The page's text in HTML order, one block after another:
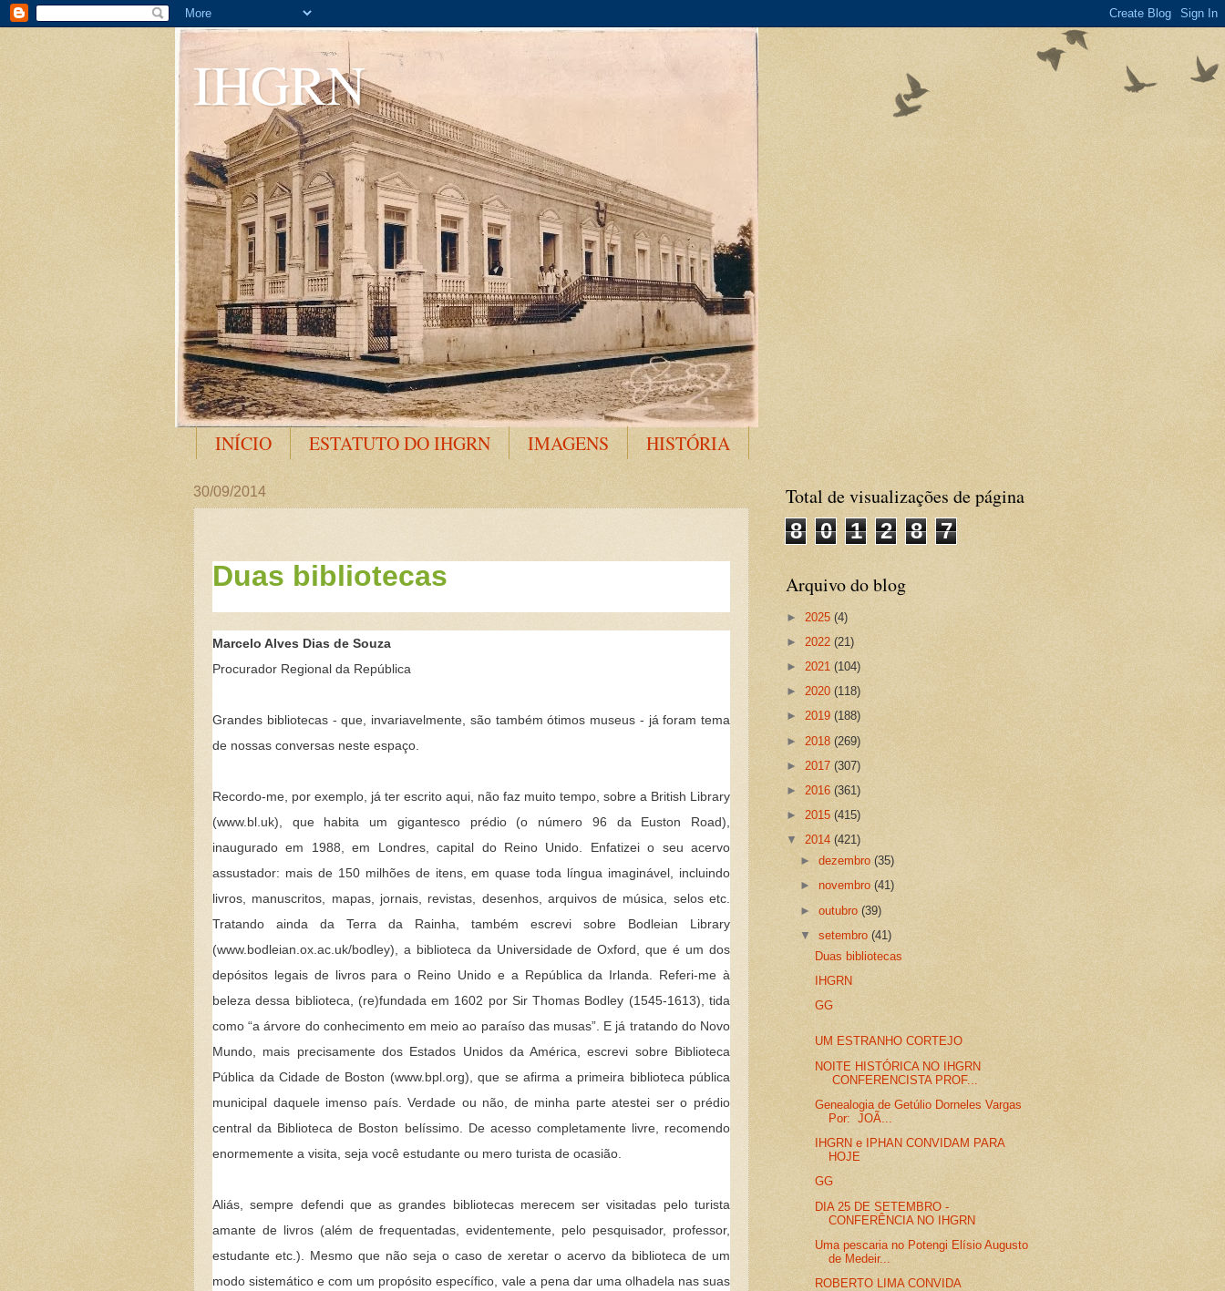
IHGRN
INÍCIO ESTATUTO DO IHGRN IMAGENS HISTÓRIA
30/09/2014
Duas bibliotecas
Marcelo Alves Dias de Souza
Procurador Regional da República
Grandes bibliotecas - que, invariavelmente, são também ótimos museus - já foram tema
de nossas conversas neste espaço.
Recordo-me, por exemplo, já ter escrito aqui, não faz muito tempo, sobre a British Library
(www.bl.uk), que habita um gigantesco prédio (o número 96 da Euston Road),
inaugurado em 1988, em Londres, capital do Reino Unido. Enfatizei o seu acervo
assustador: mais de 150 milhões de itens, em quase toda língua imaginável, incluindo
livros, manuscritos, mapas, jornais, revistas, desenhos, arquivos de música, selos etc.
Tratando ainda da Terra da Rainha, também escrevi sobre Bodleian Library
(www.bodleian.ox.ac.uk/bodley), a biblioteca da Universidade de Oxford, que é um dos
depósitos legais de livros para o Reino Unido e a República da Irlanda. Referi-me à
beleza dessa biblioteca, (re)fundada em 1602 por Sir Thomas Bodley (1545-1613), tida
como “a árvore do conhecimento em meio ao paraíso das musas”. E já tratando do Novo
Mundo, mais precisamente dos Estados Unidos da América, escrevi sobre Biblioteca
Pública da Cidade de Boston (www.bpl.org), que se afirma a primeira biblioteca pública
municipal daquele imenso país. Verdade ou não, de minha parte atestei ser o prédio
central da Biblioteca de Boston belíssimo. De acesso completamente livre, recomendo
enormemente a visita, seja você estudante ou mero turista de ocasião.
Aliás, sempre defendi que as grandes bibliotecas merecem ser visitadas pelo turista
amante de livros (além de frequentadas, evidentemente, pelo pesquisador, professor,
estudante etc.). Mesmo que não seja o caso de xeretar o acervo da biblioteca de um
modo sistemático e com um propósito específico, vale a pena dar uma olhadela nas suas
Total de visualizações de página
8
0 1 2 8 7
Arquivo do blog
► 2025 (4)
► 2022 (21)
► 2021 (104)
► 2020 (118)
► 2019 (188)
► 2018 (269)
► 2017 (307)
► 2016 (361)
► 2015 (415)
▼ 2014 (421)
►dezembro(35)
►novembro(41)
►outubro(39)
▼setembro(41)
Duas bibliotecas
IHGRN
GG
UM ESTRANHO CORTEJO
NOITE HISTÓRICA NO IHGRN
CONFERENCISTA PROF...
Genealogia de Getúlio Dorneles Vargas
Por: JOÃ...
IHGRN e IPHAN CONVIDAM PARA
HOJE
GG
DIA 25 DE SETEMBRO -
CONFERÊNCIA NO IHGRN
Uma pescaria no Potengi Elísio Augusto
de Medeir...
ROBERTO LIMA CONVIDA